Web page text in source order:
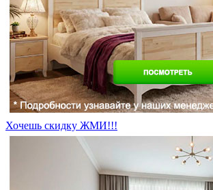
Хочешь скидку ЖМИ!!!